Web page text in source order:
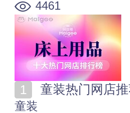
4461
童装热门网店
童装